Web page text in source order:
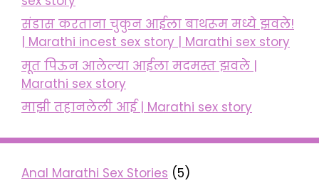
संडास करताना चुकुन आईला बाथरूम मध्ये झवले!
| Marathi incest sex story | Marathi sex story
मूत पिऊन आलेल्या आईला मदमस्त झवले |
Marathi sex story
माझी तहानलेली आई | Marathi sex story
Anal Marathi Sex Stories (5)